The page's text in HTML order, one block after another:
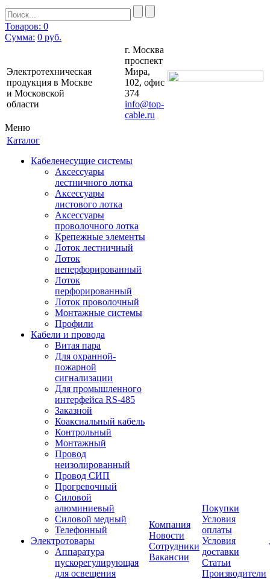
Товаров: 0
Сумма: 0 руб.
Электротехническая
продукция в Москве
и Московской
области
г. Москва
проспект
Мира,
102, офис
374
info@top-
cable.ru
Меню
Каталог
Кабеленесущие системы
Аксессуары
лестничного лотка
Аксессуары
листового лотка
Аксессуары
проволочного лотка
Крепежные элементы
Лоток лестничный
Лоток
неперфорированный
Лоток
перфорированный
Лоток проволочный
Монтажные системы
Профили
Кабели и провода
Витая пара
Для охранной-
пожарной
сигнализации
Для промышленного
интерфейса RS-485
Заказной
Коаксиальный кабель
Контрольный
Монтажный
Провод
неизолированный
Провод СИП
Прогревочный
Силовой
алюминиевый
Силовой медный
Телефонный
Электротовары
Аппаратура
пускорегулирующая
для освещения
Компания
Новости
Сотрудники
Вакансии
Покупки
Условия
оплаты
Условия
доставки
Статьи
Производители